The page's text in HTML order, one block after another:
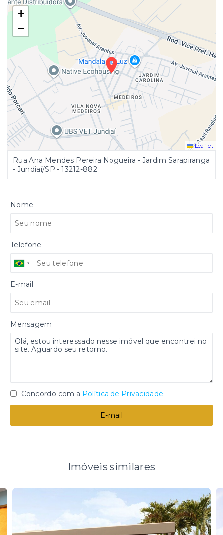
+
−
Leaflet
Rua Ana Mendes Pereira Nogueira - Jardim Sarapiranga
- Jundiaí/SP - 13212-882
Nome
Telefone
E-mail
Mensagem
Concordo com a Política de Privacidade
E-mail
Imóveis similares